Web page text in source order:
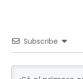
Subscribe